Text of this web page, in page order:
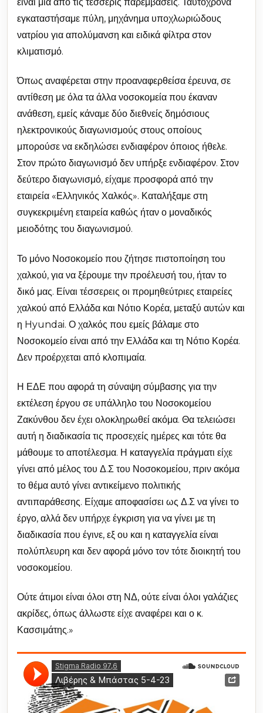
εγκαταστήσαμε πύλη, μηχάνημα υποχλωριώδους
νατρίου για απολύμανση και ειδικά φίλτρα στον
κλιματισμό.
Όπως αναφέρεται στην προαναφερθείσα έρευνα, σε
αντίθεση με όλα τα άλλα νοσοκομεία που έκαναν
ανάθεση, εμείς κάναμε δύο διεθνείς δημόσιους
ηλεκτρονικούς διαγωνισμούς στους οποίους
μπορούσε να εκδηλώσει ενδιαφέρον όποιος ήθελε.
Στον πρώτο διαγωνισμό δεν υπήρξε ενδιαφέρον. Στον
δεύτερο διαγωνισμό, είχαμε προσφορά από την
εταιρεία «Ελληνικός Χαλκός». Καταλήξαμε στη
συγκεκριμένη εταιρεία καθώς ήταν ο μοναδικός
μειοδότης του διαγωνισμού.
Το μόνο Νοσοκομείο που ζήτησε πιστοποίηση του
χαλκού, για να ξέρουμε την προέλευσή του, ήταν το
δικό μας. Είναι τέσσερεις οι προμηθεύτριες εταιρείες
χαλκού από Ελλάδα και Νότιο Κορέα, μεταξύ αυτών και
η Hyundai. Ο χαλκός που εμείς βάλαμε στο
Νοσοκομείο είναι από την Ελλάδα και τη Νότιο Κορέα.
Δεν προέρχεται από κλοπιμαία.
Η ΕΔΕ που αφορά τη σύναψη σύμβασης για την
εκτέλεση έργου σε υπάλληλο του Νοσοκομείου
Ζακύνθου δεν έχει ολοκληρωθεί ακόμα. Θα τελειώσει
αυτή η διαδικασία τις προσεχείς ημέρες και τότε θα
μάθουμε το αποτέλεσμα. Η καταγγελία πράγματι είχε
γίνει από μέλος του Δ.Σ του Νοσοκομείου, πριν ακόμα
το θέμα αυτό γίνει αντικείμενο πολιτικής
αντιπαράθεσης. Είχαμε αποφασίσει ως Δ.Σ να γίνει το
έργο, αλλά δεν υπήρχε έγκριση για να γίνει με τη
διαδικασία που έγινε, εξ ου και η καταγγελία είναι
πολύπλευρη και δεν αφορά μόνο τον τότε διοικητή του
νοσοκομείου.
Ούτε άτιμοι είναι όλοι στη ΝΔ, ούτε είναι όλοι γαλάζιες
ακρίδες, όπως άλλωστε είχε αναφέρει και ο κ.
Κασσιμάτης.»